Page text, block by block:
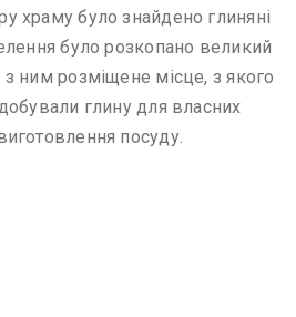
храму було знайдено глиняні
було розкопано великий
ним розміщене місце, з якого
глину для власних
посуду.